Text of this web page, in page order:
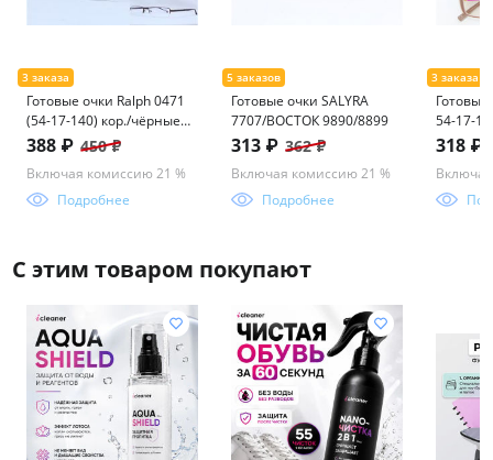
Готовые очки Ralph 0471
(54-17-140) кор./чёрные
(антиблик)
388 ₽ 450 ₽
Включая комиссию 21 %
Подробнее
Готовые очки SALYRA
7707/ВОСТОК 9890/8899
313 ₽ 362 ₽
Включая комиссию 21 %
Подробнее
Готовые
54-17-
стекло
318 ₽
С этим товаром покупают